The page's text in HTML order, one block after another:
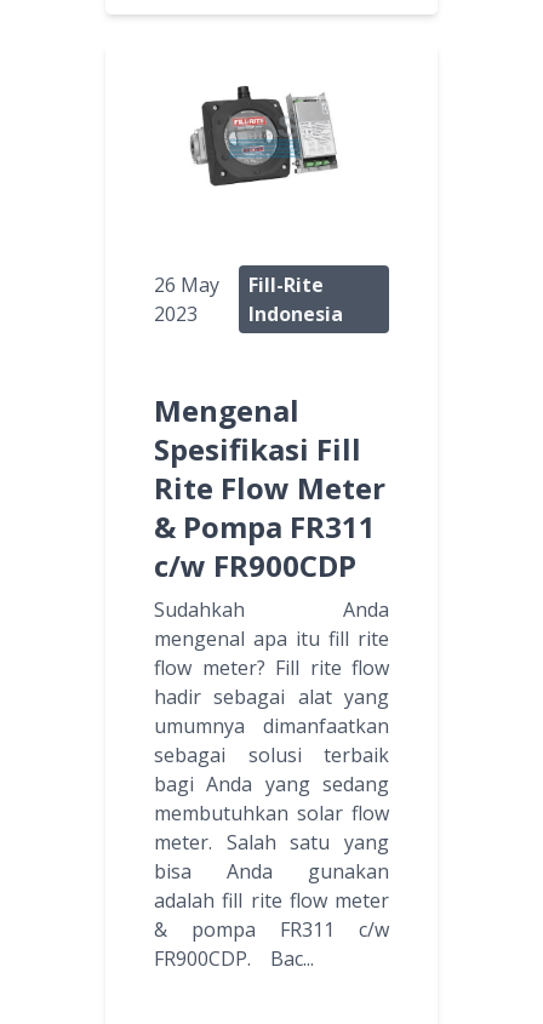
26 May
2023
Fill-Rite
Indonesia
Mengenal
Spesifikasi Fill
Rite Flow Meter
& Pompa FR311
c/w FR900CDP
Sudahkah Anda
mengenal apa itu fill rite
flow meter? Fill rite flow
hadir sebagai alat yang
umumnya dimanfaatkan
sebagai solusi terbaik
bagi Anda yang sedang
membutuhkan solar flow
meter. Salah satu yang
bisa Anda gunakan
adalah fill rite flow meter
& pompa FR311 c/w
FR900CDP. Bac...